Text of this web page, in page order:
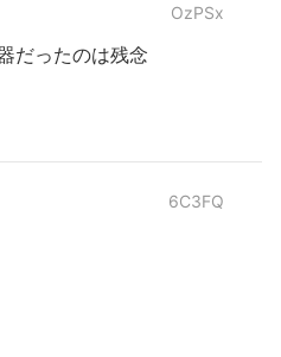
OzPSx
だったのは残念
6C3FQ